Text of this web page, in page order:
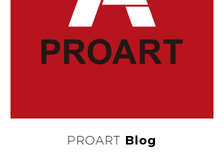
根管治療
15 4月 2023
成長ホルモンを増やす
３つのポイント
成長ホルモンが分泌さ
07 10月 2019
29 4月 2021
PROART Blog